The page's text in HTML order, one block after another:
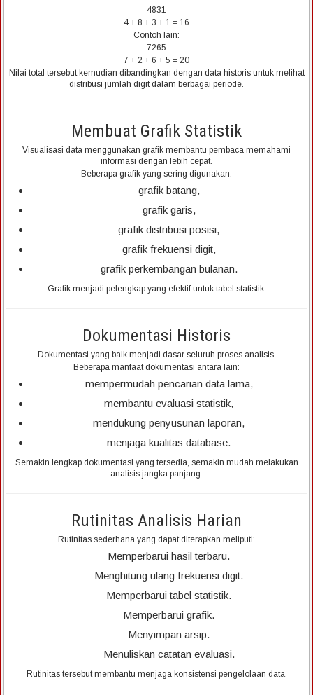
4831
4 + 8 + 3 + 1 = 16
Contoh lain:
7265
7 + 2 + 6 + 5 = 20
Nilai total tersebut kemudian dibandingkan dengan data historis untuk melihat
distribusi jumlah digit dalam berbagai periode.
Membuat Grafik Statistik
Visualisasi data menggunakan grafik membantu pembaca memahami
informasi dengan lebih cepat.
Beberapa grafik yang sering digunakan:
grafik batang,
grafik garis,
grafik distribusi posisi,
grafik frekuensi digit,
grafik perkembangan bulanan.
Grafik menjadi pelengkap yang efektif untuk tabel statistik.
Dokumentasi Historis
Dokumentasi yang baik menjadi dasar seluruh proses analisis.
Beberapa manfaat dokumentasi antara lain:
mempermudah pencarian data lama,
membantu evaluasi statistik,
mendukung penyusunan laporan,
menjaga kualitas database.
Semakin lengkap dokumentasi yang tersedia, semakin mudah melakukan
analisis jangka panjang.
Rutinitas Analisis Harian
Rutinitas sederhana yang dapat diterapkan meliputi:
Memperbarui hasil terbaru.
Menghitung ulang frekuensi digit.
Memperbarui tabel statistik.
Memperbarui grafik.
Menyimpan arsip.
Menuliskan catatan evaluasi.
Rutinitas tersebut membantu menjaga konsistensi pengelolaan data.